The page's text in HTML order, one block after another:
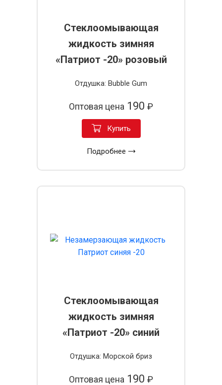
Стеклоомывающая
жидкость зимняя
«Патриот -20» розовый
Отдушка: Bubble Gum
Оптовая цена 190 ₽
Купить
Подробнее
Стеклоомывающая
жидкость зимняя
«Патриот -20» синий
Отдушка: Морской бриз
Оптовая цена 190 ₽